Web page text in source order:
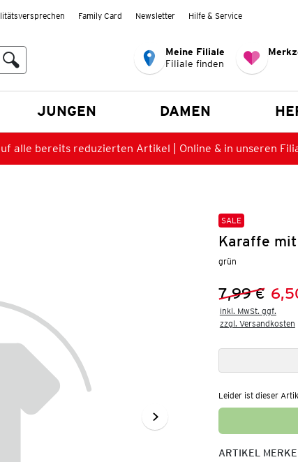
Family Card Newsletter Hilfe & Service
Meine Filiale
Filiale finden
JUNGEN DAMEN
alle bereits reduzierten Artikel | Online & in unseren
SALE
Karaffe
grün
Vorheriger
7,99 €
Neuer
inkl. MwSt. ggf.
zzgl. Versandkosten
Leider ist dieser
ARTIKEL